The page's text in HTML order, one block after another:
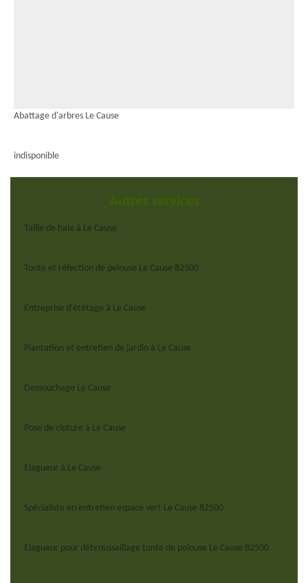
Abattage d'arbres Le Cause
indisponible
Autres services
Taille de haie à Le Cause
Tonte et réfection de pelouse Le Cause 82500
Entreprise d'étêtage à Le Cause
Plantation et entretien de jardin à Le Cause
Dessouchage Le Cause
Pose de cloture à Le Cause
Elagueur à Le Cause
Spécialiste en entretien espace vert Le Cause 82500
Elagueur pour débroussaillage tonte de pelouse Le Cause 82500